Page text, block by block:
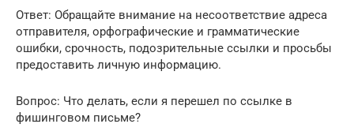
Ответ: Обращайте внимание на несоответствие адреса
отправителя, орфографические и грамматические
ошибки, срочность, подозрительные ссылки и просьбы
предоставить личную информацию.
Вопрос: Что делать, если я перешел по ссылке в
фишинговом письме?